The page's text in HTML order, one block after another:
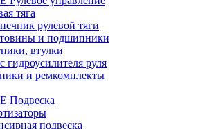
тяга
рулевой тяги
и подшипники
втулки
гидроусилителя руля
и ремкомплекты
Подвеска
подвеска